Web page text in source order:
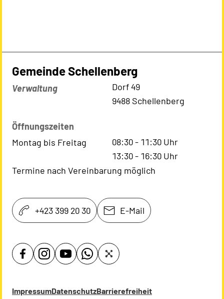
Gemeinde Schellenberg
Verwaltung
Dorf 49
9488 Schellenberg
Öffnungszeiten
Montag bis Freitag
08:30- 11:30 Uhr
13:30- 16:30 Uhr
Termine nach Vereinbarung möglich
+423 399 20 30 E-Mail
ImpressumDatenschutzBarrierefreiheit